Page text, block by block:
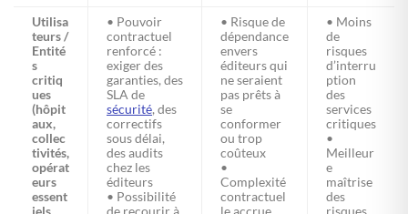
Utilisa
teurs /
Entité
s
critiq
ues
(hôpit
aux,
collec
tivités,
opérat
eurs
essent
• Pouvoir
contractuel
renforcé :
exiger des
garanties, des
SLA de
sécurité, des
correctifs
sous délai,
des audits
chez les
éditeurs
• Possibilité
• Risque de
dépendance
envers
éditeurs qui
ne seraient
pas prêts à
se
conformer
ou trop
coûteux
•
Complexité
contractuel
• Moins
de
risques
d’interru
ption
des
services
critiques
•
Meilleur
e
maîtrise
des